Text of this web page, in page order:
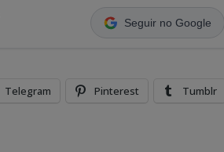
Seguir no Google
Telegram Pinterest Tumblr